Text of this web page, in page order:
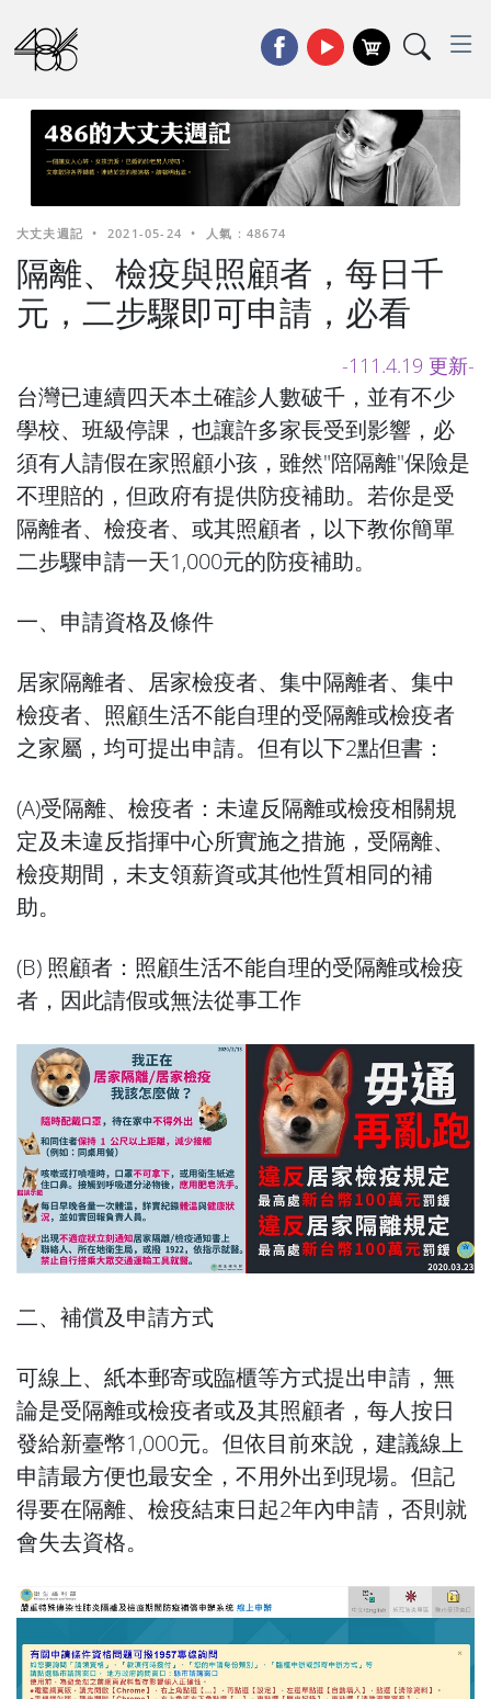
大丈夫週記 • 2021-05-24 • 人氣 : 48674
隔離、檢疫與照顧者，每日千
元，二步驟即可申請，必看
-111.4.19 更新-
台灣已連續四天本土確診人數破千，並有不少
學校、班級停課，也讓許多家長受到影響，必
須有人請假在家照顧小孩，雖然"陪隔離"保險是
不理賠的，但政府有提供防疫補助。若你是受
隔離者、檢疫者、或其照顧者，以下教你簡單
二步驟申請一天1,000元的防疫補助。
一、申請資格及條件
居家隔離者、居家檢疫者、集中隔離者、集中
檢疫者、照顧生活不能自理的受隔離或檢疫者
之家屬，均可提出申請。但有以下2點但書：
(A)受隔離、檢疫者：未違反隔離或檢疫相關規
定及未違反指揮中心所實施之措施，受隔離、
檢疫期間，未支領薪資或其他性質相同的補
助。
(B) 照顧者：照顧生活不能自理的受隔離或檢疫
者，因此請假或無法從事工作
二、補償及申請方式
可線上、紙本郵寄或臨櫃等方式提出申請，無
論是受隔離或檢疫者或及其照顧者，每人按日
發給新臺幣1,000元。但依目前來說，建議線上
申請最方便也最安全，不用外出到現場。但記
得要在隔離、檢疫結束日起2年內申請，否則就
會失去資格。